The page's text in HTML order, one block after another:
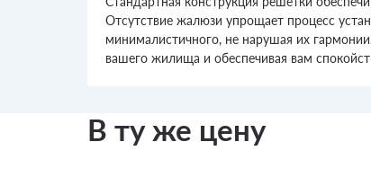
Отсутствие жалюзи упрощает процесс
минималистичного, не нарушая их
вашего жилища и обеспечивая вам
В ту же цену